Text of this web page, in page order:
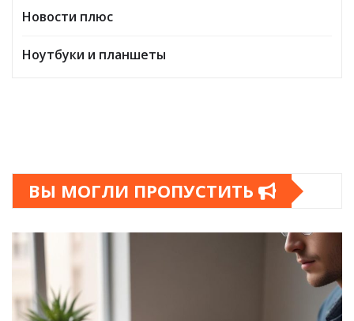
Новости плюс
Ноутбуки и планшеты
ВЫ МОГЛИ ПРОПУСТИТЬ